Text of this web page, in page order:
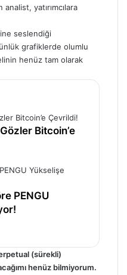
yatırımcılara
seslendiği
grafiklerde olumlu
henüz tam olarak
Bitcoin’e
PENGU
(sürekli)
henüz bilmiyorum.